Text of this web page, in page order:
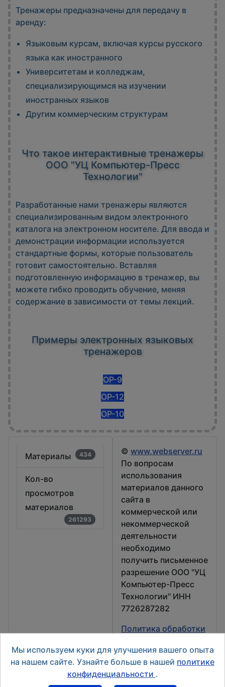
Тренажеры предназначены для передачу в
аренду:
Языковым курсам, включая курсы русского
языка как иностранного
Университетам и колледжам,
специализирующимся на изучении
иностранных языков
Другим коммерческим структурам
Что такое интерактивные тренажеры
ООО "УЦ Компьютер-Пресс
Технологии"
Разработанные нами тренажеры являются
специализированным видом электронного
каталога на электронном носителе. Для ввода и
демонстрации информации используется
стандартные формы, которые пользователь
готовит самостоятельно. Вставляя
подготовленную информацию в тренажер, вы
можете гибко проводить обучение, меняя
содержание в зависимости от темы лекций.
Примеры электронных языковых
тренажеров
OP-9
OP-12
OP-10
Материалы 434
Кол-во
просмотров
материалов
261293
© www.webserver.ru
По вопросам
использования
материалов данного
сайта в
коммерческой или
некоммерческой
деятельности
необходимо
получить письменное
разрешение ООО "УЦ
Компьютер-Пресс
Технологии" ИНН
7726287282
Политика обработки
данных
Мы используем куки для улучшения вашего опыта
на нашем сайте. Узнайте больше в нашей политике
конфиденциальности .